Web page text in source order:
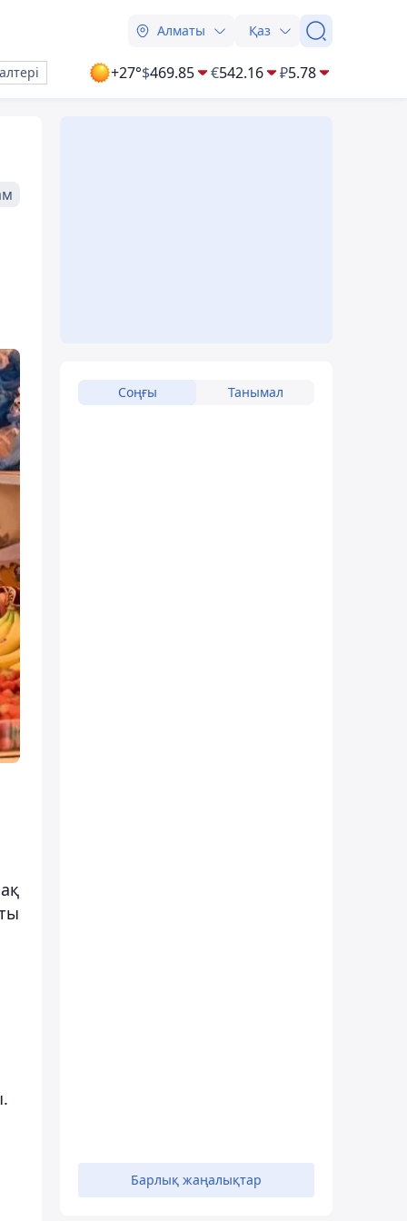
Алматы Қаз
+27°$469.85 €542.16 ₽5.78
Соңғы Танымал
Барлық жаңалықтар